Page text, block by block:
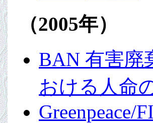
（2005年）
BAN 有害
おける人命
Greenpeace/